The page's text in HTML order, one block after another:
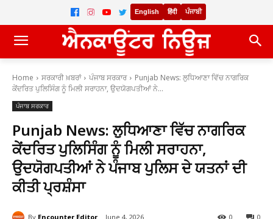
English हिंदी ਪੰਜਾਬੀ
Home ਸਰਕਾਰੀ ਖ਼ਬਰਾਂ ਪੰਜਾਬ ਸਰਕਾਰ
Punjab News: ਲੁਧਿਆਣਾ ਵਿੱਚ ਨਾਗਰਿਕ
ਕੇਂਦਰਿਤ ਪੁਲਿਸਿੰਗ ਨੂੰ ਮਿਲੀ ਸਰਾਹਨਾ, ਉਦਯੋਗਪਤੀਆਂ ਨੇ...
ਪੰਜਾਬ ਸਰਕਾਰ
Punjab News: ਲੁਧਿਆਣਾ ਵਿੱਚ ਨਾਗਰਿਕ
ਕੇਂਦਰਿਤ ਪੁਲਿਸਿੰਗ ਨੂੰ ਮਿਲੀ ਸਰਾਹਨਾ,
ਉਦਯੋਗਪਤੀਆਂ ਨੇ ਪੰਜਾਬ ਪੁਲਿਸ ਦੇ ਯਤਨਾਂ ਦੀ
ਕੀਤੀ ਪ੍ਰਸ਼ੰਸਾ
By Encounter Editor June 4, 2026 0
0